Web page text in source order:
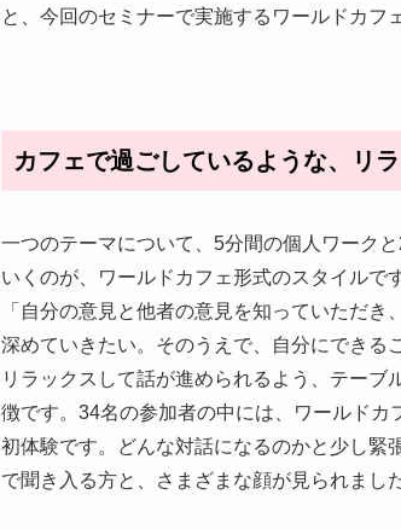
と、今回のセミナーで実施するワールドカフ
カフェで過ごしているような、リ
一つのテーマについて、5分間の個人ワーク
いくのが、ワールドカフェ形式のスタイルです
「自分の意見と他者の意見を知っていただ
深めていきたい。そのうえで、自分にできる
リラックスして話が進められるよう、テー
徴です。34名の参加者の中には、ワールド
初体験です。どんな対話になるのかと少し緊
で聞き入る方と、さまざまな顔が見られました